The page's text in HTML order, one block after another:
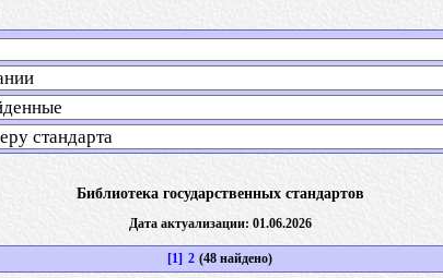
Библиотека государственных стандартов
Дата актуализации: 01.06.2026
[1] 2 (48 найдено)